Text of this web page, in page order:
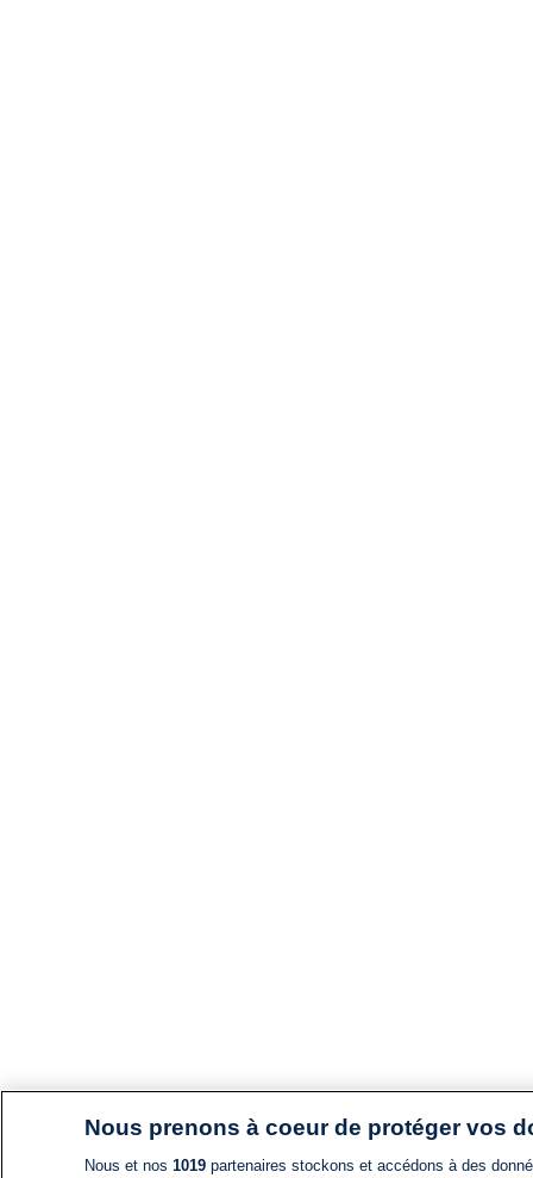
Nous prenons à coeur de protéger vos
Nous et nos 1019partenaires stockons et accédons à des